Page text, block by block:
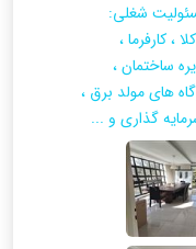
شغلي:
، كارفرما ،
ساختمان ،
هاي مولد برق ،
گذاري و ...